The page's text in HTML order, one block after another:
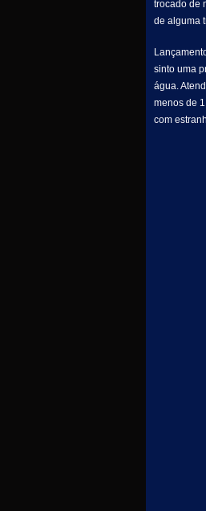
trocado de
de alguma
sinto uma
água.
menos de
com